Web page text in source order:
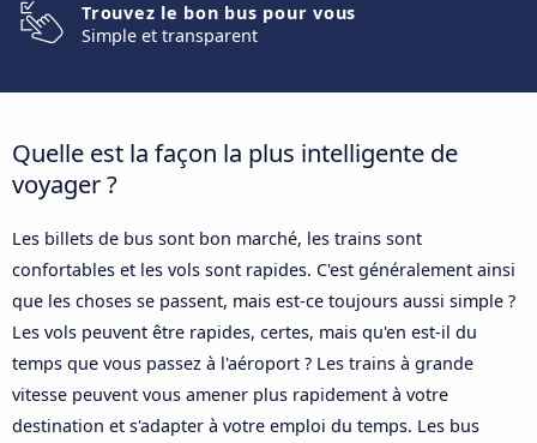
Trouvez le bon bus pour vous
Simple et transparent
Quelle est la façon la plus intelligente de
voyager ?
Les billets de bus sont bon marché, les trains sont
confortables et les vols sont rapides. C'est généralement ainsi
que les choses se passent, mais est-ce toujours aussi simple ?
Les vols peuvent être rapides, certes, mais qu'en est-il du
temps que vous passez à l'aéroport ? Les trains à grande
vitesse peuvent vous amener plus rapidement à votre
destination et s'adapter à votre emploi du temps. Les bus